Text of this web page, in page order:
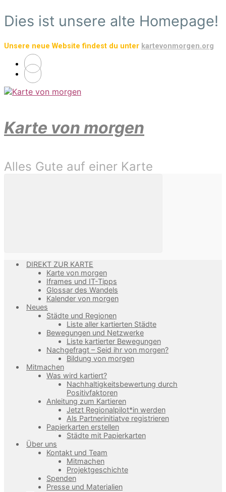
Zum
Hauptinhalt
Dies ist unsere alte Homepage!
Unsere neue Website findest du unter kartevonmorgen.org
Karte von morgen
Alles Gute auf einer Karte
DIREKT ZUR KARTE
Karte von morgen
Iframes und IT-Tipps
Glossar des Wandels
Kalender von morgen
Neues
Städte und Regionen
Liste aller kartierten Städte
Bewegungen und Netzwerke
Liste kartierter Bewegungen
Nachgefragt – Seid ihr von morgen?
Bildung von morgen
Mitmachen
Was wird kartiert?
Nachhaltigkeitsbewertung durch
Positivfaktoren
Anleitung zum Kartieren
Jetzt Regionalpilot*in werden
Als Partnerinitiatve registrieren
Papierkarten erstellen
Städte mit Papierkarten
Über uns
Kontakt und Team
Mitmachen
Projektgeschichte
Spenden
Presse und Materialien